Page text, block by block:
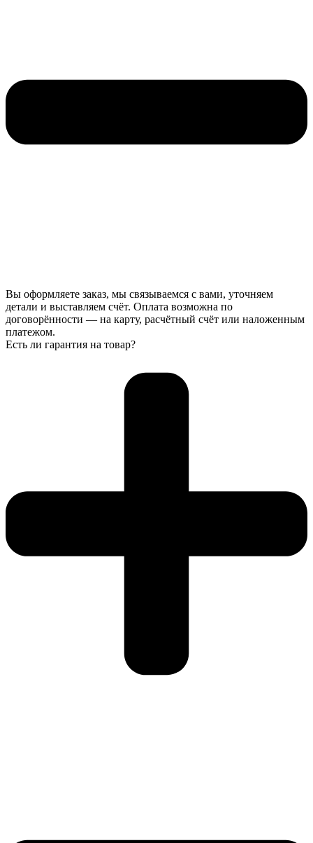
Вы оформляете заказ, мы связываемся с вами, уточняем
детали и выставляем счёт. Оплата возможна по
договорённости — на карту, расчётный счёт или наложенным
платежом.
Есть ли гарантия на товар?